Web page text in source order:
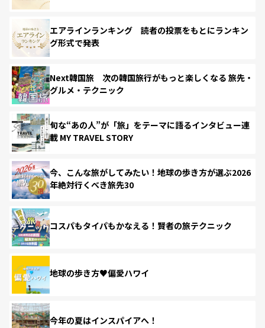
エアラインランキング 読者の投票をもとにランキン
グ形式で発表
Next韓国旅 次の韓国旅行がもっと楽しくなる 旅先・
グルメ・テクニック
旬な“あの人”が「旅」をテーマに語るインタビュー連
載 MY TRAVEL STORY
今、こんな旅がしてみたい！地球の歩き方が選ぶ2026
年絶対行くべき旅先30
コスパもタイパもかなえる！賢者の旅テクニック
地球の歩き方♥偏愛ハワイ
今年の夏はインスパイアへ！